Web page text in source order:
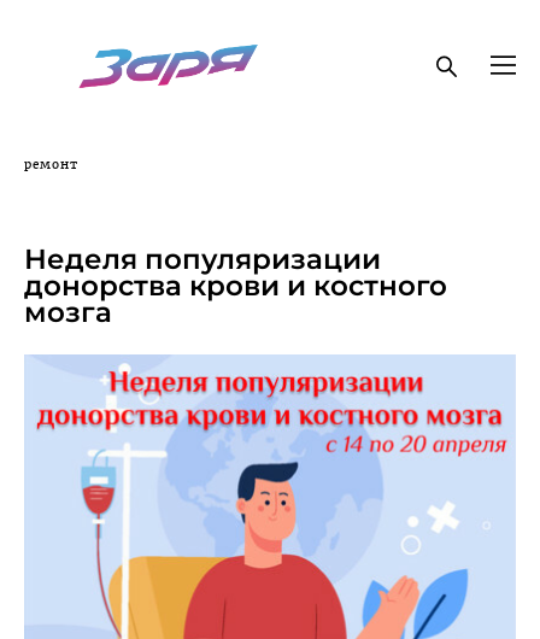
ремонт
Неделя популяризации
донорства крови и костного
мозга